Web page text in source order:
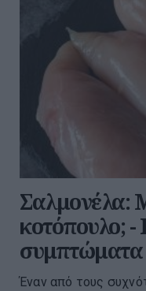
Σαλμονέλα:
κοτόπουλο; -
συμπτώματα
Έναν από τους